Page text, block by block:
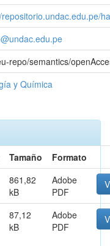
repo/semantics/
y Química
Tamaño
Formato
861,82
kB
Adobe
PDF
87,12
kB
Adobe
PDF